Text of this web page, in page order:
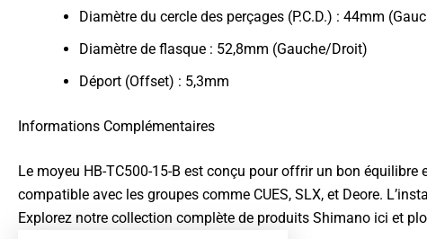
Diamètre du cercle des perçages (P.C.D.) : 44mm
Diamètre de flasque : 52,8mm (Gauche/Droit)
Déport (Offset) : 5,3mm
Informations Complémentaires
Le moyeu HB-TC500-15-B est conçu pour offrir un bon
compatible avec les groupes comme CUES, SLX, et Deore.
Explorez notre collection complète de produits Shimano ici et